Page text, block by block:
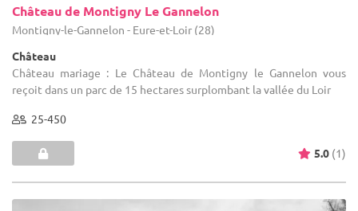
Château de Montigny Le Gannelon
Montigny-le-Gannelon - Eure-et-Loir (28)
Château
Château mariage : Le Château de Montigny le Gannelon vous
reçoit dans un parc de 15 hectares surplombant la vallée du Loir
25-450
5.0 (1)